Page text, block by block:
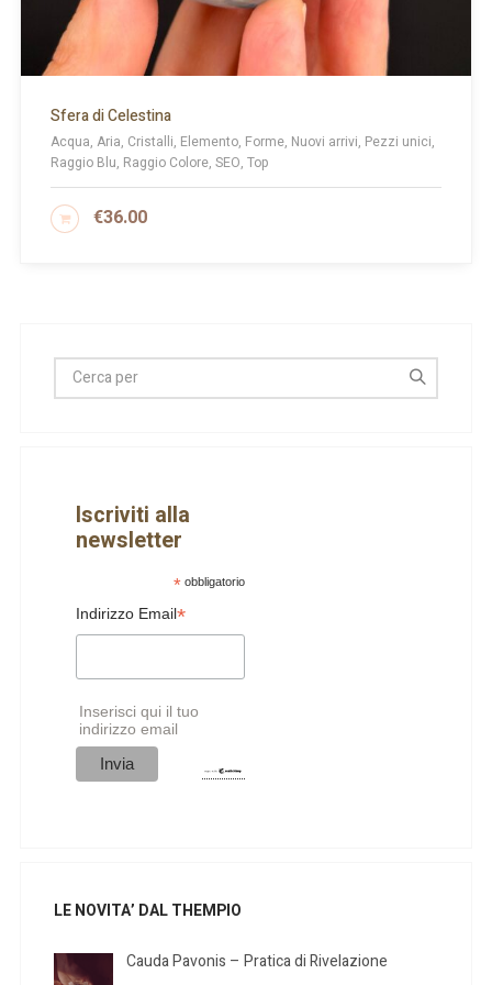
Sfera di Celestina
Acqua, Aria, Cristalli, Elemento, Forme, Nuovi arrivi, Pezzi unici,
Raggio Blu, Raggio Colore, SEO, Top
€36.00
AGGIUNGI AL CARRELLO
Iscriviti alla
newsletter
*obbligatorio
Indirizzo Email*
Inserisci qui il tuo
indirizzo email
LE NOVITA’ DAL THEMPIO
Cauda Pavonis – Pratica di Rivelazione